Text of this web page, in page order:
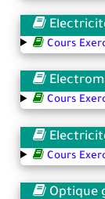
Cours
Cours
Cours
Optique